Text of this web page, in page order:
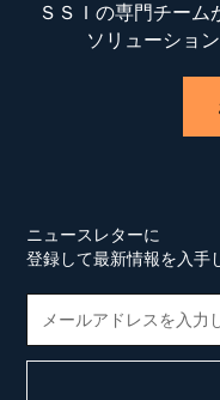
ＳＳＩの専門チー
ソリューショ
ニュースレターに
登録して最新情報を入手